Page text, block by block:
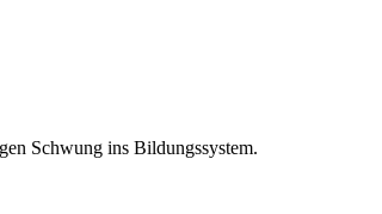
Schwung ins Bildungssystem.